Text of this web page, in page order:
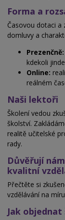
Forma a
Časovou dotaci a
domluvy a
Prezenčně:
kdekoli
Online:
reálném
Naši lektoři
Školení vedou
školství.
realitě učitelské
rady.
Důvěřují
kvalitní
Přečtěte si
vzdělávání na
Jak